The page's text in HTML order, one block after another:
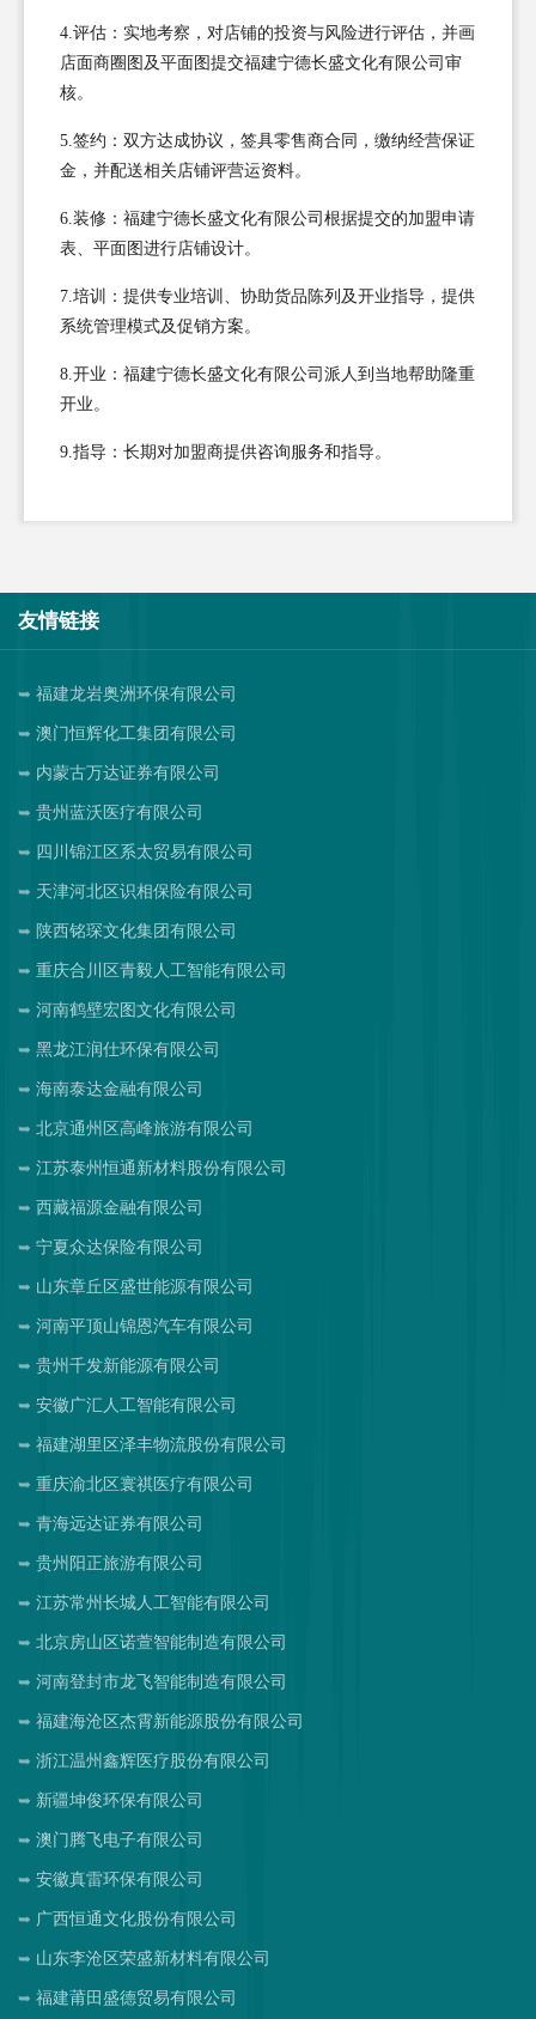
4.评估：实地考察，对店铺的投资与风险进行评估，并画
店面商圈图及平面图提交福建宁德长盛文化有限公司审
核。
5.签约：双方达成协议，签具零售商合同，缴纳经营保证
金，并配送相关店铺评营运资料。
6.装修：福建宁德长盛文化有限公司根据提交的加盟申请
表、平面图进行店铺设计。
7.培训：提供专业培训、协助货品陈列及开业指导，提供
系统管理模式及促销方案。
8.开业：福建宁德长盛文化有限公司派人到当地帮助隆重
开业。
9.指导：长期对加盟商提供咨询服务和指导。
友情链接
福建龙岩奥洲环保有限公司
澳门恒辉化工集团有限公司
内蒙古万达证券有限公司
贵州蓝沃医疗有限公司
四川锦江区系太贸易有限公司
天津河北区识相保险有限公司
陕西铭琛文化集团有限公司
重庆合川区青毅人工智能有限公司
河南鹤壁宏图文化有限公司
黑龙江润仕环保有限公司
海南泰达金融有限公司
北京通州区高峰旅游有限公司
江苏泰州恒通新材料股份有限公司
西藏福源金融有限公司
宁夏众达保险有限公司
山东章丘区盛世能源有限公司
河南平顶山锦恩汽车有限公司
贵州千发新能源有限公司
安徽广汇人工智能有限公司
福建湖里区泽丰物流股份有限公司
重庆渝北区寰祺医疗有限公司
青海远达证券有限公司
贵州阳正旅游有限公司
江苏常州长城人工智能有限公司
北京房山区诺萱智能制造有限公司
河南登封市龙飞智能制造有限公司
福建海沧区杰霄新能源股份有限公司
浙江温州鑫辉医疗股份有限公司
新疆坤俊环保有限公司
澳门腾飞电子有限公司
安徽真雷环保有限公司
广西恒通文化股份有限公司
山东李沧区荣盛新材料有限公司
福建莆田盛德贸易有限公司